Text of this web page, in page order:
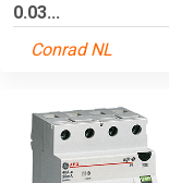
0.03...
Conrad NL